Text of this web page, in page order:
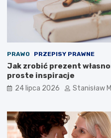
PRAWO PRZEPISY PRAWNE
Jak zrobić prezent
proste inspiracje
24 lipca 2026 Stanisław